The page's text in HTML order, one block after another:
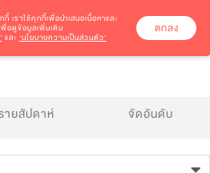
ายสัปดาห์ จัดอันดับ
กี้ เราใช้คุกกี้เพื่อนำเสนอเนื้อหาและ
อดูข้อมูลเพิ่มเติม
และ ‘นโยบายความเป็นส่วนตัว’
ตกลง